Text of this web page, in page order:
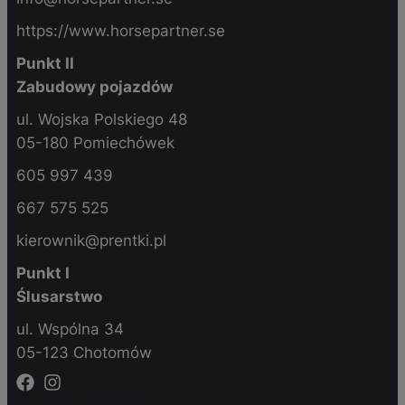
Punkt I
Ślusarstwo
ul. Wspólna 34
05-123 Chotomów
Punkt II
Zabudowy pojazdów
ul. Wojska Polskiego 48
05-180 Pomiechówek
605 997 439
667 575 525
kierownik@prentki.pl
https://www.horsepartner.se